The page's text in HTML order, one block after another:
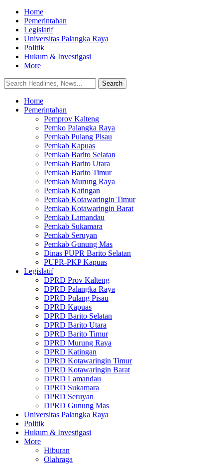
Home
Pemerintahan
Legislatif
Universitas Palangka Raya
Politik
Hukum & Investigasi
More
Home
Pemerintahan
Pemprov Kalteng
Pemko Palangka Raya
Pemkab Pulang Pisau
Pemkab Kapuas
Pemkab Barito Selatan
Pemkab Barito Utara
Pemkab Barito Timur
Pemkab Murung Raya
Pemkab Katingan
Pemkab Kotawaringin Timur
Pemkab Kotawaringin Barat
Pemkab Lamandau
Pemkab Sukamara
Pemkab Seruyan
Pemkab Gunung Mas
Dinas PUPR Barito Selatan
PUPR-PKP Kapuas
Legislatif
DPRD Prov Kalteng
DPRD Palangka Raya
DPRD Pulang Pisau
DPRD Kapuas
DPRD Barito Selatan
DPRD Barito Utara
DPRD Barito Timur
DPRD Murung Raya
DPRD Katingan
DPRD Kotawaringin Timur
DPRD Kotawaringin Barat
DPRD Lamandau
DPRD Sukamara
DPRD Seruyan
DPRD Gunung Mas
Universitas Palangka Raya
Politik
Hukum & Investigasi
More
Hiburan
Olahraga